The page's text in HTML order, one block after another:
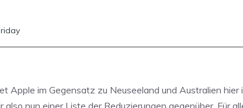
Apple im Gegensatz zu Neuseeland und Australien